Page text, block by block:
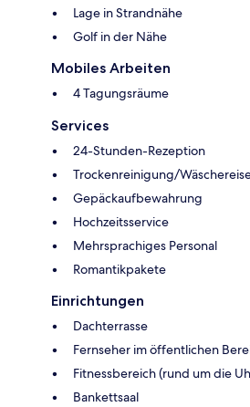
Lage in Strandnähe
Golf in der Nähe
Mobiles Arbeiten
4 Tagungsräume
Services
24-Stunden-Rezeption
Trockenreinigung/
Gepäckaufbewahrung
Hochzeitsservice
Mehrsprachiges Personal
Romantikpakete
Einrichtungen
Dachterrasse
Fernseher im öffentlichen
Fitnessbereich (rund um die
Bankettsaal